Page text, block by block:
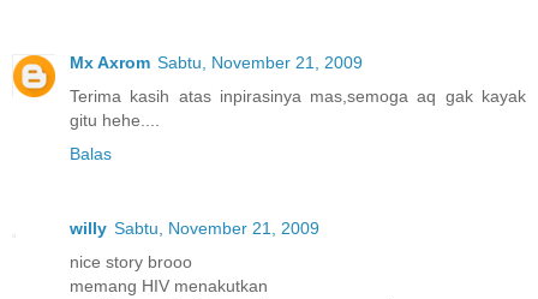
Mx Axrom Sabtu, November 21, 2009
Terima kasih atas inpirasinya mas,semoga aq gak kayak
gitu hehe....
Balas
willy Sabtu, November 21, 2009
nice story brooo
memang HIV menakutkan